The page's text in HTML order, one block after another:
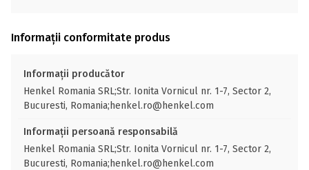
Informații conformitate produs
Informații producător
Henkel Romania SRL;Str. Ionita Vornicul nr. 1-7, Sector 2,
Bucuresti, Romania;henkel.ro@henkel.com
Informații persoană responsabilă
Henkel Romania SRL;Str. Ionita Vornicul nr. 1-7, Sector 2,
Bucuresti, Romania;henkel.ro@henkel.com